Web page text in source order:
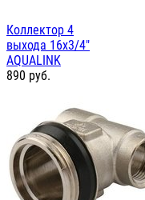
Коллектор 4
выхода 16х3/4"
AQUALINK
890 руб.